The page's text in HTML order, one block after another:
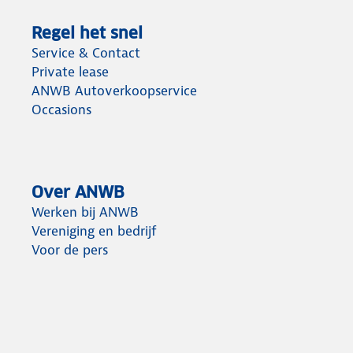
Regel het snel
Service & Contact
Private lease
ANWB Autoverkoopservice
Occasions
Over ANWB
Werken bij ANWB
Vereniging en bedrijf
Voor de pers